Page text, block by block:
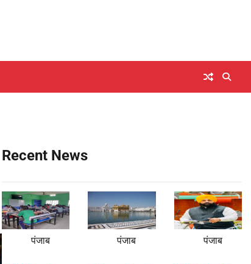
Recent News
पंजाब पंजाब पंजाब